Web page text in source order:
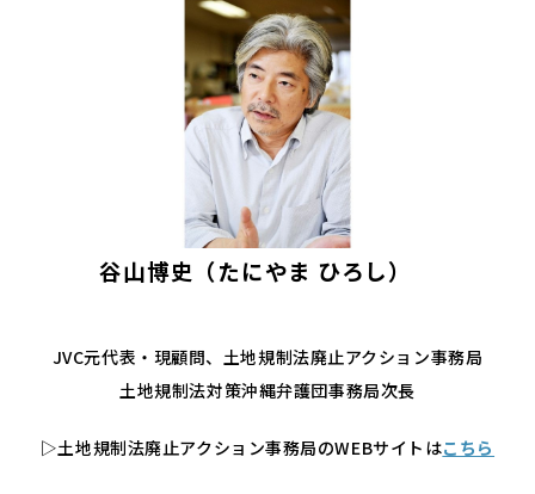
谷山博史（たにやま ひろし）
JVC元代表・現顧問、土地規制法廃止アクション事務局
土地規制法対策沖縄弁護団事務局次長
▷土地規制法廃止アクション事務局のWEBサイトはこちら